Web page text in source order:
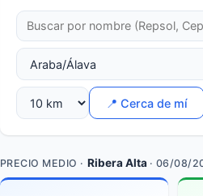
📍 Cerca de mí
PRECIO MEDIO · Ribera Alta · 06/08/